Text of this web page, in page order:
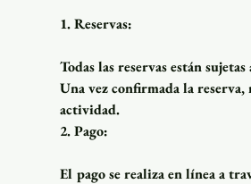
1. Reservas:
Todas las reservas están
Una vez confirmada la
actividad.
2. Pago:
El pago se realiza en línea a